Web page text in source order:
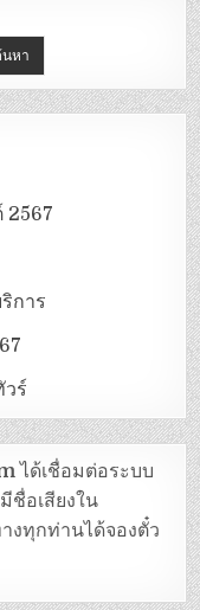
นหา
2567
การ
ร์
ได้เชื่อมต่อระบบ
ชื่อเสียงใน
างทุกท่านได้จองตั๋ว